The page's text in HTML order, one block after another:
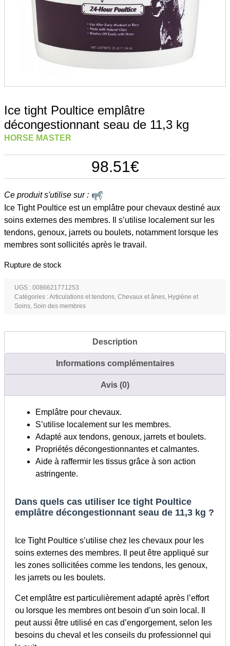
Ice tight Poultice emplâtre
décongestionnant seau de 11,3 kg
HORSE MASTER
98.51€
Ce produit s'utilise sur :
Ice Tight Poultice est un emplâtre pour chevaux destiné aux
soins externes des membres. Il s’utilise localement sur les
tendons, genoux, jarrets ou boulets, notamment lorsque les
membres sont sollicités après le travail.
Rupture de stock
UGS : 0086621771253
Catégories :Articulations et tendons, Chevaux et ânes, Hygiène et
Soins, Soin des membres
Description
Informations complémentaires
Avis (0)
Emplâtre pour chevaux.
S’utilise localement sur les membres.
Adapté aux tendons, genoux, jarrets et boulets.
Propriétés décongestionnantes et calmantes.
Aide à raffermir les tissus grâce à son action
astringente.
Dans quels cas utiliser Ice tight Poultice
emplâtre décongestionnant seau de 11,3 kg ?
Ice Tight Poultice s’utilise chez les chevaux pour les
soins externes des membres. Il peut être appliqué sur
les zones sollicitées comme les tendons, les genoux,
les jarrets ou les boulets.
Cet emplâtre est particulièrement adapté après l’effort
ou lorsque les membres ont besoin d’un soin local. Il
peut aussi être utilisé en cas d’engorgement, selon les
besoins du cheval et les conseils du professionnel qui